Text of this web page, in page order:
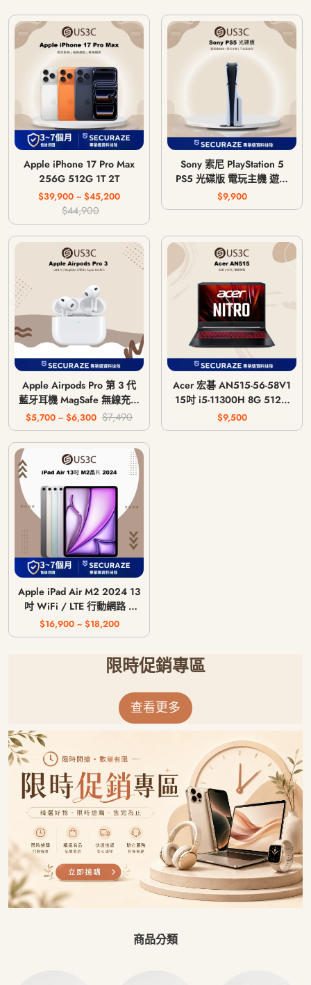
Apple iPhone 17 Pro Max
256G 512G 1T 2T
$39,900 ~ $45,200
$44,900
Sony 索尼 PlayStation 5
PS5 光碟版 電玩主機 遊戲
主機 CFI-1018A / CFI-
1118A / CFI-1218A
$9,900
Apple Airpods Pro 第 3 代
藍牙耳機 MagSafe 無線充電
版 USB-C
$5,700 ~ $6,300 $7,490
Acer 宏碁 AN515-56-58V1
15吋 i5-11300H 8G 512G
GTX 1650 4G
$9,500
Apple iPad Air M2 2024 13
吋 WiFi / LTE 行動網路 /
128G 256G 512G 1T
$16,900 ~ $18,200
限時促銷專區
查看更多
商品分類